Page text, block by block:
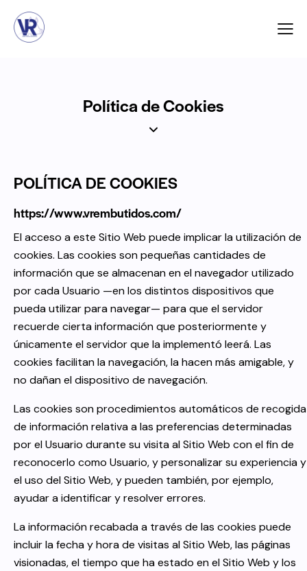
Política de Cookies
POLÍTICA DE COOKIES
https://www.vrembutidos.com/
El acceso a este Sitio Web puede implicar la utilización de
cookies. Las cookies son pequeñas cantidades de
información que se almacenan en el navegador utilizado
por cada Usuario —en los distintos dispositivos que
pueda utilizar para navegar— para que el servidor
recuerde cierta información que posteriormente y
únicamente el servidor que la implementó leerá. Las
cookies facilitan la navegación, la hacen más amigable, y
no dañan el dispositivo de navegación.
Las cookies son procedimientos automáticos de recogida
de información relativa a las preferencias determinadas
por el Usuario durante su visita al Sitio Web con el fin de
reconocerlo como Usuario, y personalizar su experiencia y
el uso del Sitio Web, y pueden también, por ejemplo,
ayudar a identificar y resolver errores.
La información recabada a través de las cookies puede
incluir la fecha y hora de visitas al Sitio Web, las páginas
visionadas, el tiempo que ha estado en el Sitio Web y los